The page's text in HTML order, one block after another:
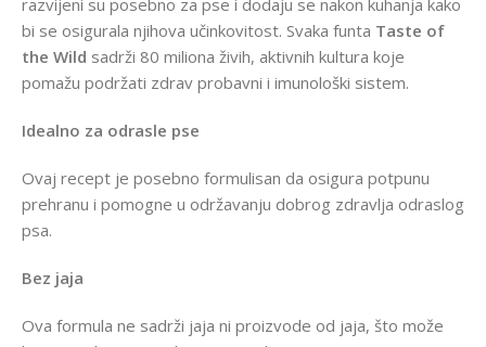
bi se osigurala njihova učinkovitost. Svaka funta Taste of
the Wild sadrži 80 miliona živih, aktivnih kultura koje
pomažu podržati zdrav probavni i imunološki sistem.
Idealno za odrasle pse
Ovaj recept je posebno formulisan da osigura potpunu
prehranu i pomogne u održavanju dobrog zdravlja odraslog
psa.
Bez jaja
Ova formula ne sadrži jaja ni proizvode od jaja, što može